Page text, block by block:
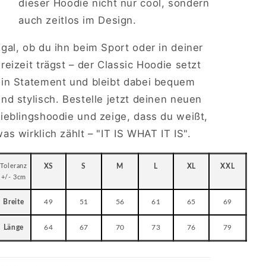
dieser Hoodie nicht nur cool, sondern
auch zeitlos im Design.
ob du ihn beim Sport oder in deiner
trägst – der Classic Hoodie setzt
Statement und bleibt dabei bequem
stylisch. Bestelle jetzt deinen neuen
und zeige, dass du weißt,
wirklich zählt – "IT IS WHAT IT IS".
Toleranz
+/- 3cm
XS S M L XL XXL
Breite 49 51 56 61 65 69
Länge 64 67 70 73 76 79